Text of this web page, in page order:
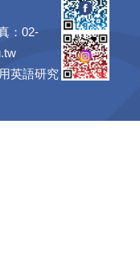
：02-
英語研究